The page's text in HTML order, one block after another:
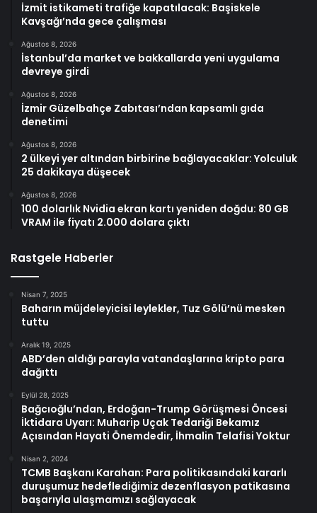
İzmit istikameti trafiğe kapatılacak: Başiskele
Kavşağı’nda gece çalışması
Ağustos 8, 2026
İstanbul’da market ve bakkallarda yeni uygulama
devreye girdi
Ağustos 8, 2026
İzmir Güzelbahçe Zabıtası’ndan kapsamlı gıda
denetimi
Ağustos 8, 2026
2 ülkeyi yer altından birbirine bağlayacaklar: Yolculuk
25 dakikaya düşecek
Ağustos 8, 2026
100 dolarlık Nvidia ekran kartı yeniden doğdu: 80 GB
VRAM ile fiyatı 2.000 dolara çıktı
Rastgele Haberler
Nisan 7, 2025
Baharın müjdeleyicisi leylekler, Tuz Gölü’nü mesken
tuttu
Aralık 19, 2025
ABD’den aldığı parayla vatandaşlarına kripto para
dağıttı
Eylül 28, 2025
Bağcıoğlu’ndan, Erdoğan-Trump Görüşmesi Öncesi
İktidara Uyarı: Muharip Uçak Tedariği Bekamız
Açısından Hayati Önemdedir, İhmalin Telafisi Yoktur
Nisan 2, 2024
TCMB Başkanı Karahan: Para politikasındaki kararlı
duruşumuz hedeflediğimiz dezenflasyon patikasına
başarıyla ulaşmamızı sağlayacak